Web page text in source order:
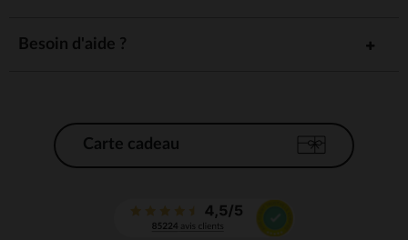
Besoin d'aide ?
Carte cadeau